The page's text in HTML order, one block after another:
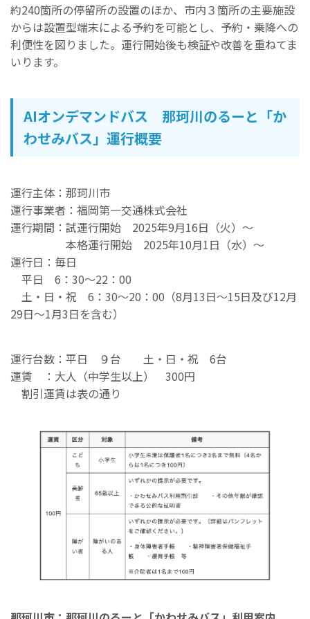
約240箇所の停留所の設置のほか、市内３箇所の主要施設
からは設置型端末による予約を可能とし、予約・乗降への
利便性を図りました。運行開始後も検証や改善を重ねてま
いります。
AIオンデマンドバス 那珂川のるーと「か
わせみバス」運行概要
運行主体：那珂川市
運行事業者：福岡第一交通株式会社
運行期間：試運行開始 2025年9月16日（火）〜
本格運行開始 2025年10月1日（水）〜
運行日：毎日
平日 6：30〜22：00
土・日・祝 6：30〜20：00（8月13日～15日及び12月
29日～1月3日を含む）
運行台数：平日 ９台 土・日・祝 6台
運賃 ：大人（中学生以上） 300円
割引運賃は表の通り